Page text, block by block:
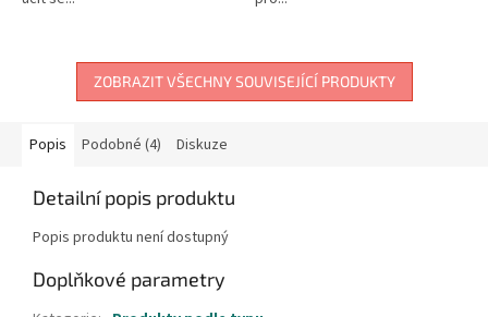
ZOBRAZIT VŠECHNY SOUVISEJÍCÍ PRODUKTY
Popis Podobné (4) Diskuze
Detailní popis produktu
Popis produktu není dostupný
Doplňkové parametry